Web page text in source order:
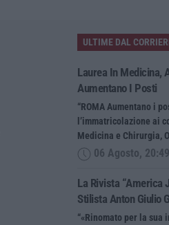
ULTIME DAL
Laurea In Medicina,
Aumentano I Posti
“ROMA Aumentano i
l’immatricolazione ai
Medicina e Chirurgia,
06 Agosto, 20:49
La Rivista “America
Stilista Anton Giulio
“«Rinomato per la sua